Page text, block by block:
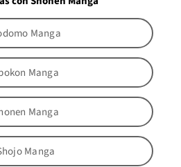
Manga
Manga
Manga
Manga